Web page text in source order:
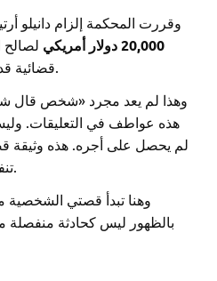
وقررت المحكمة إلزام دانيلو
20,000 دولار أمريكي
لصالح
قضائية
وهذا لم يعد مجرد «شخص قال
هذه عواطف في التعليقات.
لم يحصل على أجره. هذه وثيقة
وهنا تبدأ قصتي الشخصية
بالظهور ليس كحادثة